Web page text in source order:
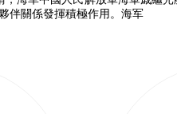
伴關係發揮積極作用。海军